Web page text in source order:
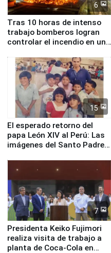
6
Tras 10 horas de intenso
trabajo bomberos logran
controlar el incendio en una
de Chile
15
El esperado retorno del
papa León XIV al Perú: Las
imágenes del Santo Padre
7
Presidenta Keiko Fujimori
realiza visita de trabajo a
planta de Coca-Cola en